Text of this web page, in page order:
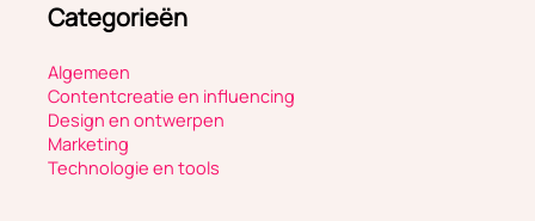
Categorieën
Algemeen
Contentcreatie en influencing
Design en ontwerpen
Marketing
Technologie en tools